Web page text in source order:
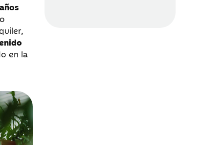
en la